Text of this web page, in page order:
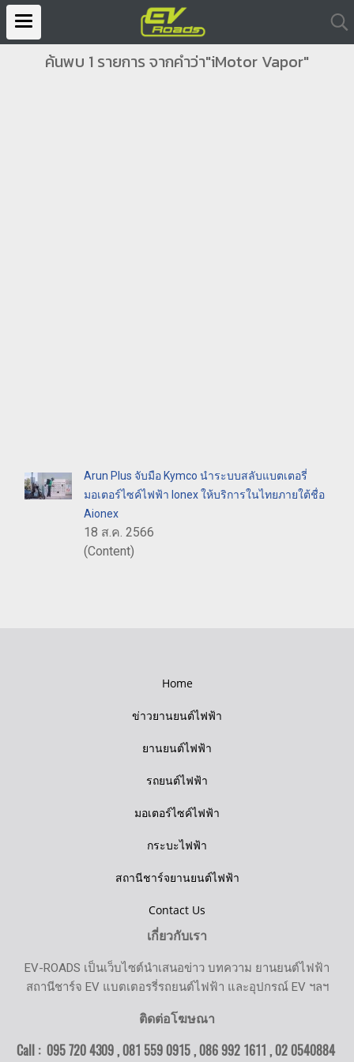
ค้นพบ 1 รายการ จากคำว่า"iMotor Vapor"
Arun Plus จับมือ Kymco นำระบบสลับแบตเตอรี่
มอเตอร์ไซค์ไฟฟ้า Ionex ให้บริการในไทยภายใต้ชื่อ
Aionex
18 ส.ค. 2566
(Content)
Home
ข่าวยานยนต์ไฟฟ้า
ยานยนต์ไฟฟ้า
รถยนต์ไฟฟ้า
มอเตอร์ไซค์ไฟฟ้า
กระบะไฟฟ้า
สถานีชาร์จยานยนต์ไฟฟ้า
Contact Us
เกี่ยวกับเรา
EV-ROADS เป็นเว็บไซต์นำเสนอข่าว บทความ ยานยนต์ไฟฟ้า
สถานีชาร์จ EV แบตเตอรรี่รถยนต์ไฟฟ้า และอุปกรณ์ EV ฯลฯ
ติดต่อโฆษณา
Call : 095 720 4309 , 081 559 0915 , 086 992 1611 ,02 0540884